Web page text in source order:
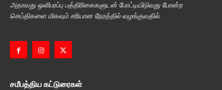
அதாவது ஒளிபரப்பு பத்திரிகைகளுடன் போட்டியிடுவது போன்ற
செய்திகளை மிகவும் சரியான நேரத்தில் வழங்குவதில்.
சமீபத்திய கட்டுரைகள்